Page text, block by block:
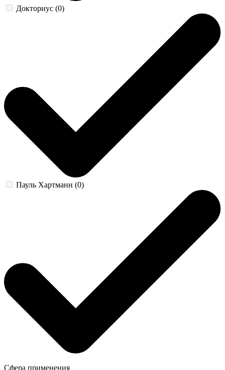
Докториус (0)
Пауль Хартманн (0)
Сфера применения